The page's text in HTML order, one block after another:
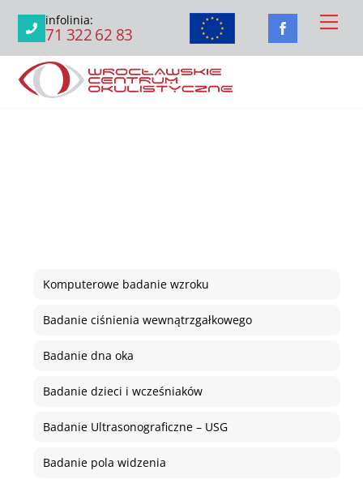
content
infolinia:
71 322 62 83
Komputerowe badanie wzroku
Badanie ciśnienia wewnątrzgałkowego
Badanie dna oka
Badanie dzieci i wcześniaków
Badanie Ultrasonograficzne – USG
Badanie pola widzenia